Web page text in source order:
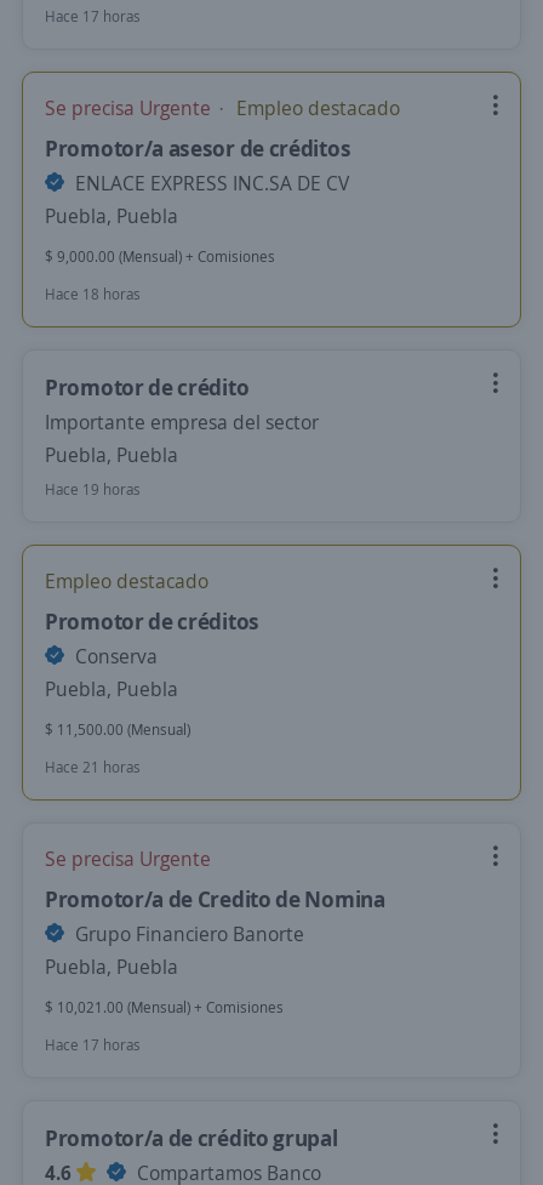
Hace 17 horas
Se precisa Urgente Empleo destacado
Promotor/a asesor de créditos
ENLACE EXPRESS INC.SA DE CV
Puebla, Puebla
$ 9,000.00 (Mensual) + Comisiones
Hace 18 horas
Promotor de crédito
Importante empresa del sector
Puebla, Puebla
Hace 19 horas
Empleo destacado
Promotor de créditos
Conserva
Puebla, Puebla
$ 11,500.00 (Mensual)
Hace 21 horas
Se precisa Urgente
Promotor/a de Credito de Nomina
Grupo Financiero Banorte
Puebla, Puebla
$ 10,021.00 (Mensual) + Comisiones
Hace 17 horas
Promotor/a de crédito grupal
4.6
Compartamos Banco